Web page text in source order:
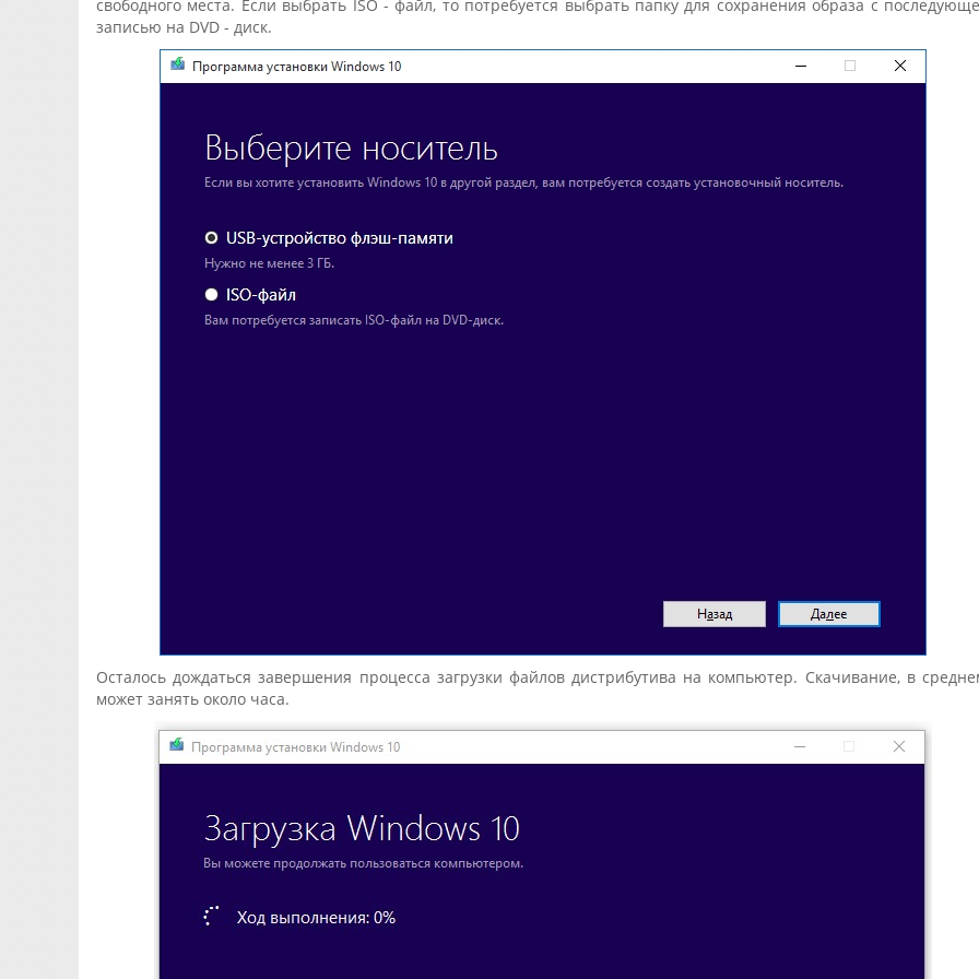
свободного места. Если выбрать ISO - файл, то потребуется выбрать папку для сохранения образа с
записью на DVD - диск.
Осталось дождаться завершения процесса загрузки файлов дистрибутива на компьютер. Скачивание, в
может занять около часа.